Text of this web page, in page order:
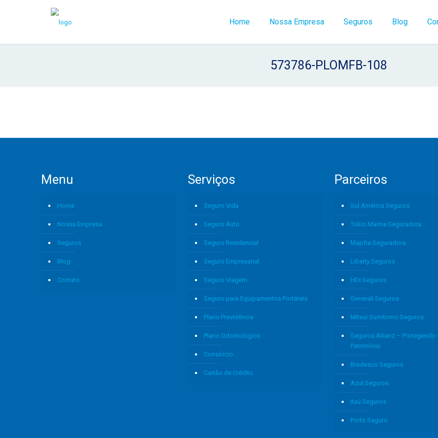
Home Nossa Empresa Seguros Blog
573786-PLOMFB-108
Menu
Home
Nossa Empresa
Seguros
Blog
Contato
Serviços
Seguro Vida
Seguro Auto
Seguro Residencial
Seguro Empresarial
Seguro Viagem
Seguro para Equipamentos Portáteis
Plano Previdência
Plano Odontológico
Consórcio
Cartão de Crédito
Parceiros
Sul América Seguros
Tokio Marine Seguradora
Mapfre Seguradora
Liberty Seguros
HDI Seguros
Generali Seguros
Mitsui Sumitomo Seguros
Seguros Allianz – Protegendo
Patrimônio
Bradesco Seguros
Azul Seguros
Itaú Seguros
Porto Seguro